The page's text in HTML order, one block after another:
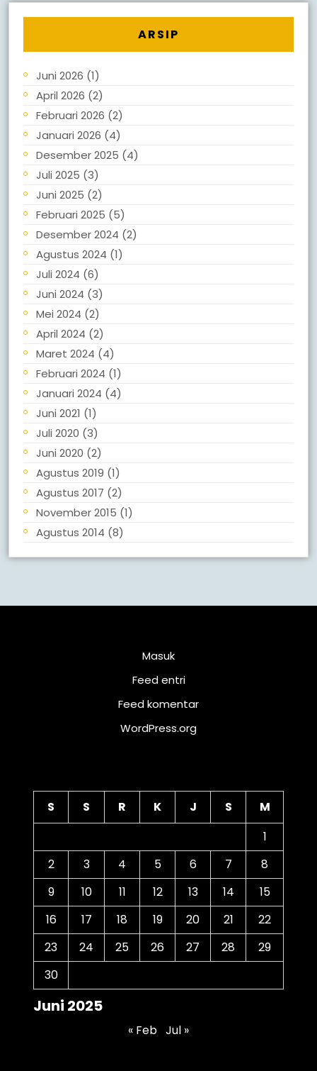
ARSIP
Juni 2026 (1)
April 2026 (2)
Februari 2026 (2)
Januari 2026 (4)
Desember 2025 (4)
Juli 2025 (3)
Juni 2025 (2)
Februari 2025 (5)
Desember 2024 (2)
Agustus 2024 (1)
Juli 2024 (6)
Juni 2024 (3)
Mei 2024 (2)
April 2024 (2)
Maret 2024 (4)
Februari 2024 (1)
Januari 2024 (4)
Juni 2021 (1)
Juli 2020 (3)
Juni 2020 (2)
Agustus 2019 (1)
Agustus 2017 (2)
November 2015 (1)
Agustus 2014 (8)
Masuk
Feed entri
Feed komentar
WordPress.org
Juni 2025
S S R K J S
M
1
2
3 4 5 6 7
8
9
10 11 12 13 14
15
16
17 18 19 20 21
22
23
24 25 26 27 28
29
30
« Feb Jul »